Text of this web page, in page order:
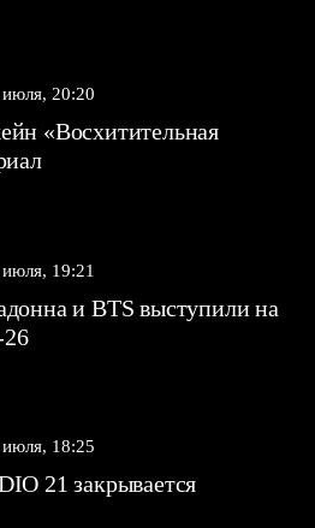
20:20
«Восхитительная
19:21
и BTS выступили на
18:25
21 закрывается